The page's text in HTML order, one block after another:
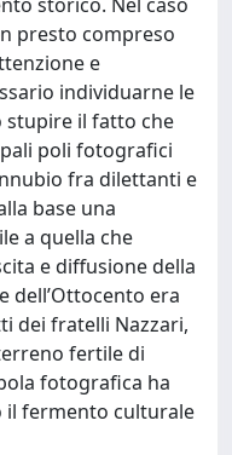
presto compreso
e
individuarne le
stupire il fatto che
poli fotografici
fra dilettanti e
base una
a quella che
e diffusione della
dell’Ottocento era
dei fratelli Nazzari,
fertile di
fotografica ha
il fermento culturale